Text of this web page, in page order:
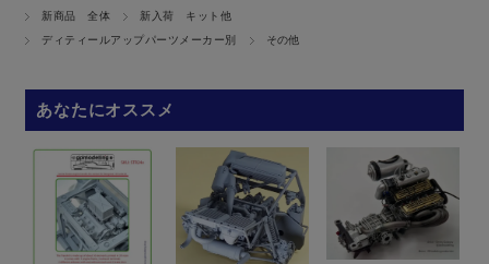
新商品 全体
新入荷 キット他
ディティールアップパーツメーカー別
その他
あなたにオススメ